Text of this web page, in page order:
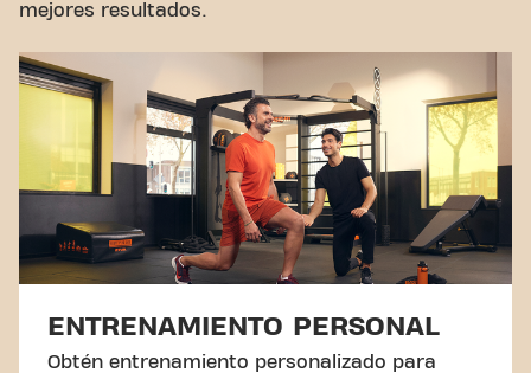
mejores resultados.
ENTRENAMIENTO PERSONAL
Obtén entrenamiento personalizado para